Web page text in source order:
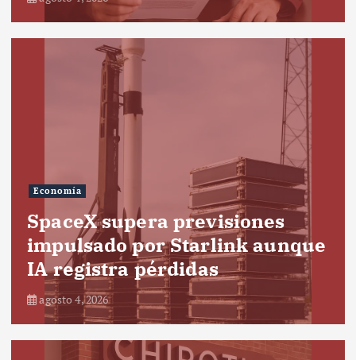
Economía
SpaceX supera previsiones
impulsado por Starlink aunque
IA registra pérdidas
agosto 4, 2026